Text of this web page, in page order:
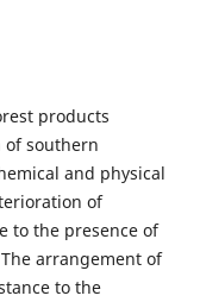
products
southern
and physical
of
to the presence of
arrangement of
to the